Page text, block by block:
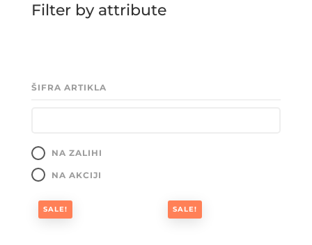
Filter by attribute
ŠIFRA ARTIKLA
NA ZALIHI
NA AKCIJI
SALE! SALE!